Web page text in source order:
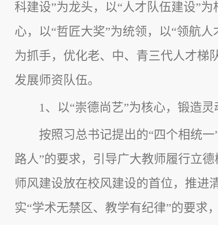
科建设”为龙头，以“人才队伍建设”
心，以“哲匠大奖”为统领，以“领航
为抓手，优化老、中、青三代人才梯
发展师资队伍。
1、以“崇德尚艺”为核心，锻造灵
按照习总书记提出的“四个相统
路人”的要求，引导广大教师履行立
师风建设放在校风建设的首位，推进
实“学术无禁区、教学有纪律”的要求